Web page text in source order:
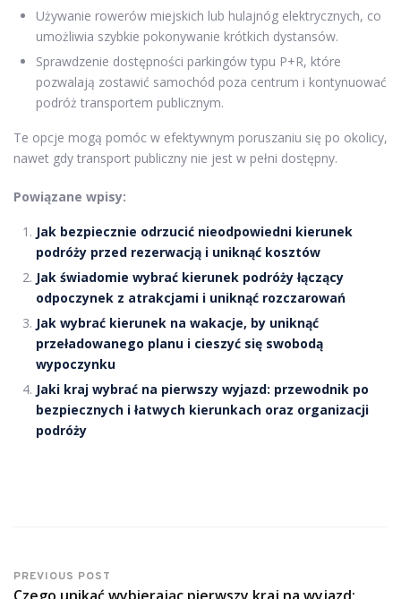
Używanie rowerów miejskich lub hulajnóg elektrycznych, co
umożliwia szybkie pokonywanie krótkich dystansów.
Sprawdzenie dostępności parkingów typu P+R, które
pozwalają zostawić samochód poza centrum i kontynuować
podróż transportem publicznym.
Te opcje mogą pomóc w efektywnym poruszaniu się po okolicy,
nawet gdy transport publiczny nie jest w pełni dostępny.
Powiązane wpisy:
Jak bezpiecznie odrzucić nieodpowiedni kierunek
podróży przed rezerwacją i uniknąć kosztów
Jak świadomie wybrać kierunek podróży łączący
odpoczynek z atrakcjami i uniknąć rozczarowań
Jak wybrać kierunek na wakacje, by uniknąć
przeładowanego planu i cieszyć się swobodą
wypoczynku
Jaki kraj wybrać na pierwszy wyjazd: przewodnik po
bezpiecznych i łatwych kierunkach oraz organizacji
podróży
PREVIOUS POST
Czego unikać wybierając pierwszy kraj na wyjazd: